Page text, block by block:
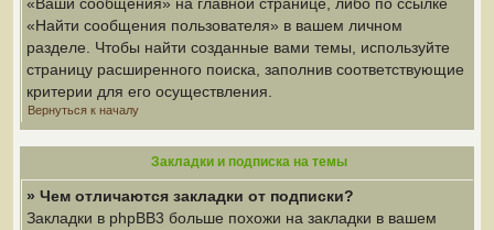
«Найти сообщения пользователя» в вашем личном
разделе. Чтобы найти созданные вами темы, используйте
страницу расширенного поиска, заполнив соответствующие
критерии для его осуществления.
Вернуться к началу
Закладки и подписка на темы
» Чем отличаются закладки от подписки?
Закладки в phpBB3 больше похожи на закладки в вашем